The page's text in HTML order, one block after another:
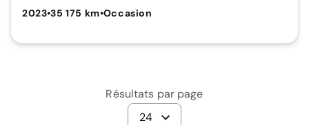
2023•35 175 km•Occasion
Résultats par page
24